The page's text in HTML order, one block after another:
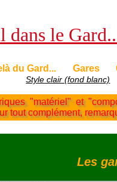
dans le
du Gard... Gares
Style clair (fond blanc)
"matériel" et
tout complément,
Les